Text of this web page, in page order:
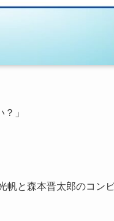
」
帆と森本晋太郎のコン